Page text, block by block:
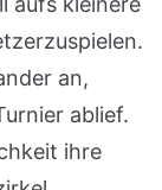
an,
ablief.
ihre